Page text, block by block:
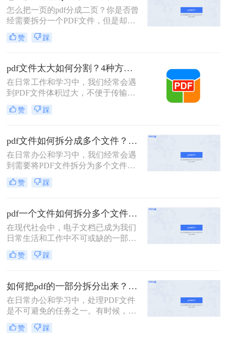
如何把pdf拆分免费方法，希望能给读
者的工作带来方便。
怎么把一页的pdf分成二页？你是否曾
经需要拆分一个PDF文件，但是却不
知道该如何下手？PDF是一种常用的
文件格式，但是在某些情况下，我们
绍几种简单的方法，帮助你轻松拆分
PDF文件。
赞 踩
pdf文件太大如何分割？4种方法教你如何快速拆分！
在日常工作和学习中，我们经常会遇
到PDF文件体积过大，不便于传输或
管理的情况。此时，将PDF文件分割
成多个较小的文件就显得尤为重要。
详细介绍几种常用的PDF文件分割方
法，帮助用户轻松应对大体积PDF文
件的处理难题。
赞 踩
pdf文件如何拆分成多个文件？这三种方法教你轻松拆分！
在日常办公和学习中，我们经常会遇
到需要将PDF文件拆分为多个文件的
需求。无论是为了方便分享、减小文
件大小，还是为了将不同章节或内容
有用的技能。那么PDF文件如何拆分
成多个文件呢？本文将介绍三种常用
的方法，帮助你轻松拆分PDF文件。
赞 踩
pdf一个文件如何拆分多个文件？教你4招高效又简单！
在现代社会中，电子文档已成为我们
日常生活和工作中不可或缺的一部
分。而PDF文件是最常见和流行的电
子文档格式之一。但有时我们可能会
型的PDF文件拆分成多个小文件，以
便更方便地阅读、共享或打印。 那
么，pdf一个文件如何拆分多个文件
呢？下面我将为您详细介绍几种简单
有效的方法。
赞 踩
如何把pdf的一部分拆分出来？这3种分割方法很简单！
在日常办公和学习中，处理PDF文件
是不可避免的任务之一。有时候，我
们需要从一份PDF文件中提取出某一
部分内容，以便与他人分享或用于其
赞 踩